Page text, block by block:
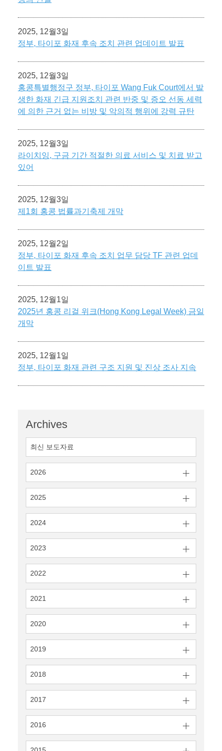
Archives
최신 보도자료
2026
2025
2024
2023
2022
2021
2020
2019
2018
2017
2016
2025, 12월3일
정부, 타이포 화재 후속 조치 관련 업데이트 발표
2025, 12월3일
홍콩특별행정구 정부, 타이포 Wang Fuk Court에서 발
생한 화재 긴급 지원조치 관련 반중 및 증오 선동 세력
에 의한 근거 없는 비방 및 악의적 행위에 강력 규탄
2025, 12월3일
라이치잉, 구금 기간 적절한 의료 서비스 및 치료 받고
있어
2025, 12월3일
제1회 홍콩 법률과기축제 개막
2025, 12월2일
정부, 타이포 화재 후속 조치 업무 담당 TF 관련 업데
이트 발표
2025, 12월1일
2025년 홍콩 리걸 위크(Hong Kong Legal Week) 금일
개막
2025, 12월1일
정부, 타이포 화재 관련 구조 지원 및 진상 조사 지속